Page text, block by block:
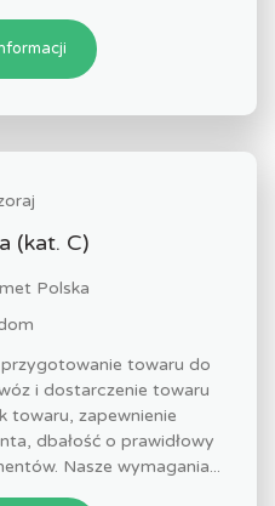
(kat. C)
Polska
towaru do
i dostarczenie towaru
towaru, zapewnienie
dbałość o prawidłowy
Nasze wymagania...